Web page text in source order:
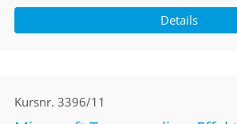
Details
Kursnr. 3396/11